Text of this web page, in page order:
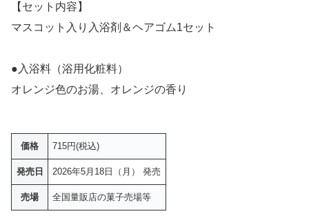
【セット内容】
マスコット入り入浴剤＆ヘアゴム1セット
●入浴料（浴用化粧料）
オレンジ色のお湯、オレンジの香り
価格 715円(税込)
発売日 2026年5月18日（月） 発売
売場 全国量販店の菓子売場等